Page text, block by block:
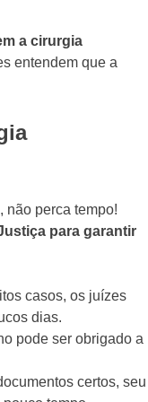
a cirurgia
entendem que a
não perca tempo!
para garantir
casos, os juízes
dias.
pode ser obrigado a
certos, seu